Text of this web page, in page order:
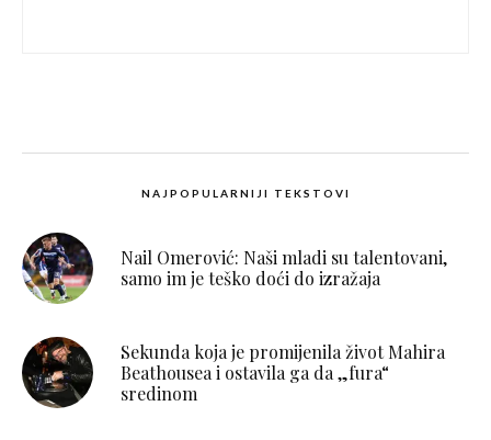
NAJPOPULARNIJI TEKSTOVI
Nail Omerović: Naši mladi su talentovani,
samo im je teško doći do izražaja
Sekunda koja je promijenila život Mahira
Beathousea i ostavila ga da „fura“
sredinom